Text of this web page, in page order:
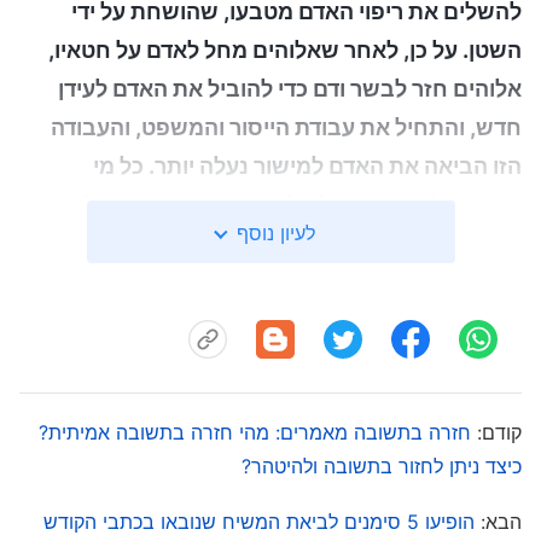
להשלים את ריפוי האדם מטבעו, שהושחת על ידי
השטן. על כן, לאחר שאלוהים מחל לאדם על חטאיו,
אלוהים חזר לבשר ודם כדי להוביל את האדם לעידן
חדש, והתחיל את עבודת הייסור והמשפט, והעבודה
הזו הביאה את האדם למישור נעלה יותר. כל מי
ויקבל ברכות רבות יותר. בני האדם האלה יחיו באור
ל'הדבר מופיע בבשר').
דברי האל אומרים לנו שהאל של אחרית הימים ישוב כדי
לומר את דבריו ולבצע את עבודת השיפוט שתתקן את
טבעו המושחת של האדם ותושיע אותו מהחטא. כיום,
לעיון נוסף
קודם: חזרה בתשובה מאמרים: מהי חזרה בתשובה אמיתית?
כיצד ניתן לחזור בתשובה ולהיטהר?
הבא: הופיעו 5 סימנים לביאת המשיח שנובאו בכתבי הקודש